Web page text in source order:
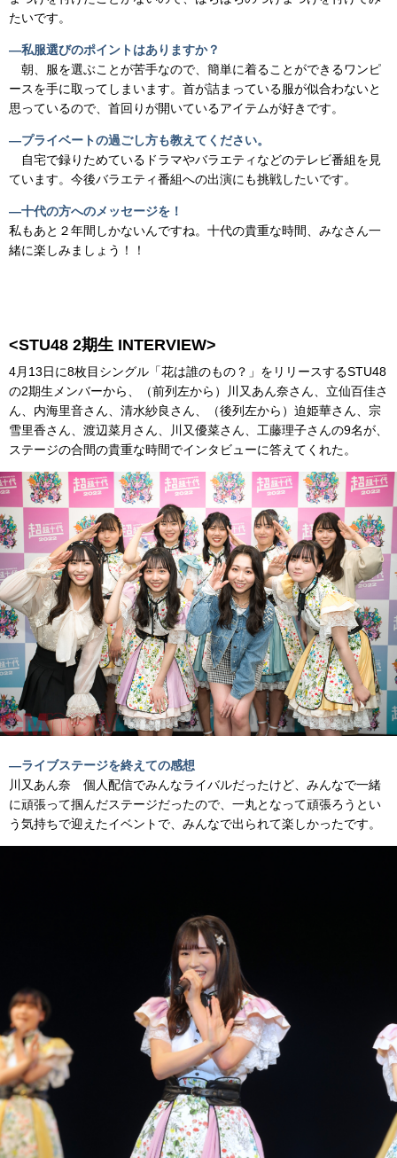
たいです。
―私服選びのポイントはありますか？
朝、服を選ぶことが苦手なので、簡単に着ることができるワンピ
ースを手に取ってしまいます。首が詰まっている服が似合わないと
思っているので、首回りが開いているアイテムが好きです。
―プライベートの過ごし方も教えてください。
自宅で録りためているドラマやバラエティなどのテレビ番組を見
ています。今後バラエティ番組への出演にも挑戦したいです。
―十代の方へのメッセージを！
私もあと２年間しかないんですね。十代の貴重な時間、みなさん一
緒に楽しみましょう！！
<STU48 2期生 INTERVIEW>
4月13日に8枚目シングル「花は誰のもの？」をリリースするSTU48
の2期生メンバーから、（前列左から）川又あん奈さん、立仙百佳さ
ん、内海里音さん、清水紗良さん、（後列左から）迫姫華さん、宗
雪里香さん、渡辺菜月さん、川又優菜さん、工藤理子さんの9名が、
ステージの合間の貴重な時間でインタビューに答えてくれた。
―ライブステージを終えての感想
川又あん奈 個人配信でみんなライバルだったけど、みんなで一緒
に頑張って掴んだステージだったので、一丸となって頑張ろうとい
う気持ちで迎えたイベントで、みんなで出られて楽しかったです。